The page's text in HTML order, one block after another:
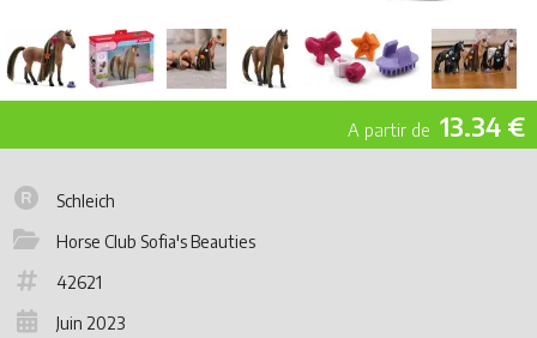
13.34 €
Schleich
Horse Club Sofia's Beauties
42621
Juin 2023